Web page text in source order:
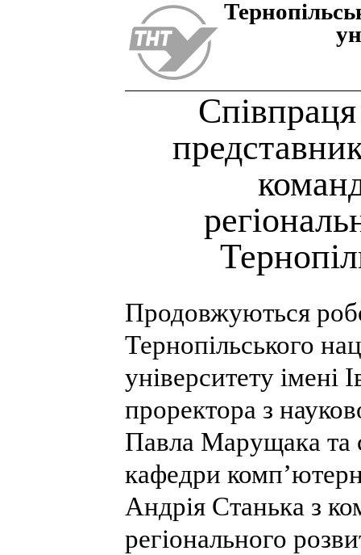
Співпраця
Продовжуються
Тернопільського
університету імені
проректора з
Павла Марущака та
кафедри
Андрія Станька з
регіонального